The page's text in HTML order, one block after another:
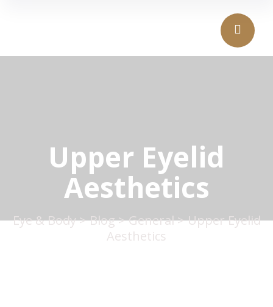
Upper Eyelid
Aesthetics
Eye & Body>Blog>General>Upper Eyelid
Aesthetics